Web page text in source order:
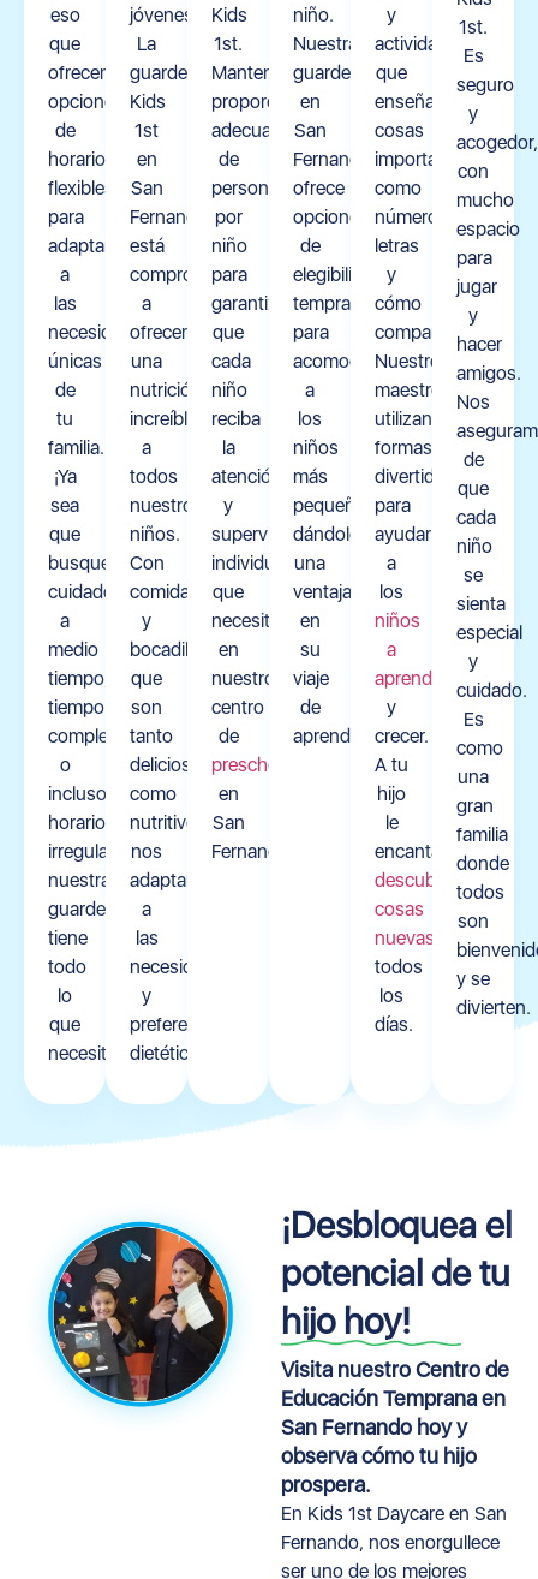
eso
que
ofrecemos
opciones
de
horarios
flexibles
para
adaptarnos
a
las
necesidades
únicas
de
tu
familia.
¡Ya
sea
que
busques
cuidado
a
medio
tiempo,
tiempo
completo
o
incluso
horarios
irregulares,
nuestra
guardería
tiene
todo
lo
que
necesitas!
jóvenes.
La
guardería
Kids
1st
en
San
Fernando
está
comprometida
a
ofrecer
una
nutrición
increíble
a
todos
nuestros
niños.
Con
comidas
y
bocadillos
que
son
tanto
deliciosos
como
nutritivos,
nos
adaptamos
a
las
necesidades
y
preferencias
dietéticas.
Kids
1st.
Mantenemos
proporciones
adecuadas
de
personal
por
niño
para
garantizar
que
cada
niño
reciba
la
atención
y
supervisión
individual
que
necesita
en
nuestro
centro
de
preschool
en
San
Fernando.
niño.
Nuestra
guardería
en
San
Fernando
ofrece
opciones
de
elegibilidad
temprana
para
acomodar
a
los
niños
más
pequeños,
dándoles
una
ventaja
en
su
viaje
de
aprendizaje.
y
actividades
que
enseñan
cosas
importantes
como
números,
letras
y
cómo
compartir.
Nuestros
maestros
utilizan
formas
divertidas
para
ayudar
a
los
niños
a
aprender
y
crecer.
A tu
hijo
le
encantará
descubrir
cosas
nuevas
todos
los
días.
1st.
Es
seguro
y
acogedor,
con
mucho
espacio
para
jugar
y
hacer
amigos.
Nos
de
que
cada
niño
se
sienta
especial
y
cuidado.
Es
como
una
gran
familia
donde
todos
son
y se
divierten.
¡Desbloquea el
potencial de tu
hijo hoy!
Visita nuestro Centro de
Educación Temprana en
San Fernando hoy y
observa cómo tu hijo
prospera.
En Kids 1st Daycare en San
Fernando, nos enorgullece
ser uno de los mejores